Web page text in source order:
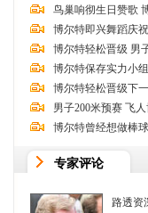
鸟巢响彻生日赞歌
博尔特即兴舞蹈庆
博尔特轻松晋级 男
博尔特保存实力小
博尔特轻松晋级下
男子200米预赛 飞
博尔特曾经想做棒
专家评论
路透资